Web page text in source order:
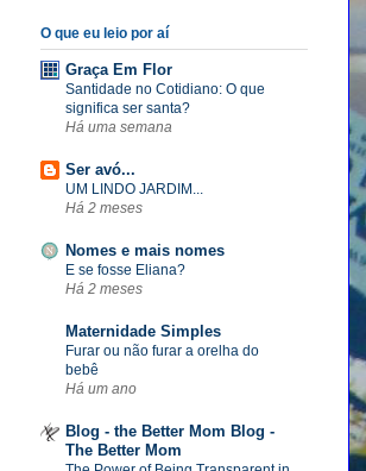
O que eu leio por aí
Graça Em Flor
Santidade no Cotidiano: O que
significa ser santa?
Há uma semana
Ser avó...
UM LINDO JARDIM...
Há 2 meses
Nomes e mais nomes
E se fosse Eliana?
Há 2 meses
Maternidade Simples
Furar ou não furar a orelha do
bebê
Há um ano
Blog - the Better Mom Blog -
The Better Mom